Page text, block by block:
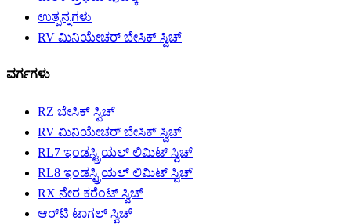
ಉತ್ಪನ್ನಗಳು
RV ಮಿನಿಯೇಚರ್ ಬೇಸಿಕ್ ಸ್ವಿಚ್
ವರ್ಗಗಳು
RZ ಬೇಸಿಕ್ ಸ್ವಿಚ್
RV ಮಿನಿಯೇಚರ್ ಬೇಸಿಕ್ ಸ್ವಿಚ್
RL7 ಇಂಡಸ್ಟ್ರಿಯಲ್ ಲಿಮಿಟ್ ಸ್ವಿಚ್
RL8 ಇಂಡಸ್ಟ್ರಿಯಲ್ ಲಿಮಿಟ್ ಸ್ವಿಚ್
RX ನೇರ ಕರೆಂಟ್ ಸ್ವಿಚ್
ಆರ್‌ಟಿ ಟಾಗಲ್ ಸ್ವಿಚ್